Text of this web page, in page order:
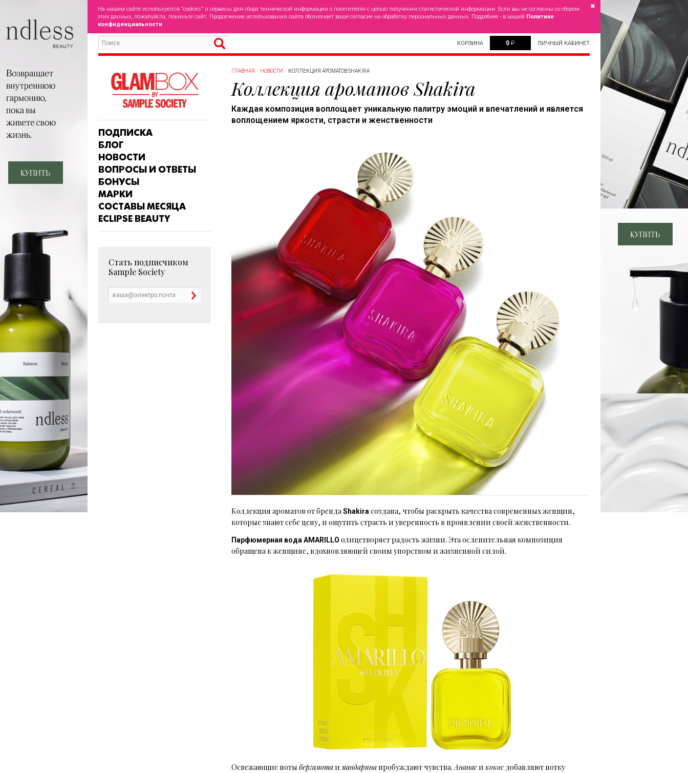
На нашем сайте используются "cookies" и сервисы для сбора технической информации о посетителях с целью получения статистической информации. Если вы не согласны со сбором
этих данных, пожалуйста, покиньте сайт. Продолжение использования сайта обозначает ваше согласие на обработку персональных данных. Подробнее - в нашей Политике
конфиденциальности
✖
КОРЗИНА 0 ₽ ЛИЧНЫЙ КАБИНЕТ
ПОДПИСКА
БЛОГ
НОВОСТИ
ВОПРОСЫ И ОТВЕТЫ
БОНУСЫ
МАРКИ
СОСТАВЫ МЕСЯЦА
ECLIPSE BEAUTY
Стать подписчиком
Sample Society
ГЛАВНАЯ НОВОСТИ КОЛЛЕКЦИЯ АРОМАТОВ SHAKIRA
Коллекция ароматов Shakira
Каждая композиция воплощает уникальную палитру эмоций и впечатлений и является
воплощением яркости, страсти и женственности
Коллекция ароматов от брендаShakira создана, чтобы раскрыть качества современных женщин,
которые знают себе цену, и ощутить страсть и уверенность в проявлении своей женственности.
Парфюмерная вода AMARILLO олицетворяет радость жизни. Эта ослепительная композиция
обращена к женщине, вдохновляющей своим упорством и жизненной силой.
Освежающие ноты бергамотаимандаринапробуждают чувства.Ананаси кокос добавляют нотку